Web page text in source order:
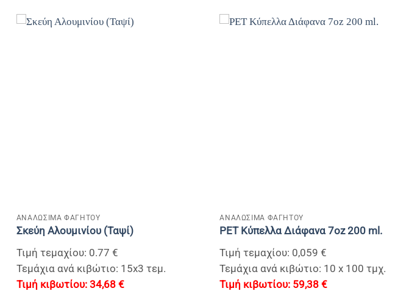
ΑΝΑΛΩΣΙΜΑ ΦΑΓΗΤΟΥ
Σκεύη Αλουμινίου (Ταψί)
Τιμή τεμαχίου: 0.77 €
Τεμάχια ανά κιβώτιο: 15x3 τεμ.
34,68 €
ΑΝΑΛΩΣΙΜΑ ΦΑΓΗΤΟΥ
PET Κύπελλα Διάφανα 7οz 200 ml.
Τιμή τεμαχίου: 0,059 €
Τεμάχια ανά κιβώτιο: 10 x 100 τμχ.
59,38€